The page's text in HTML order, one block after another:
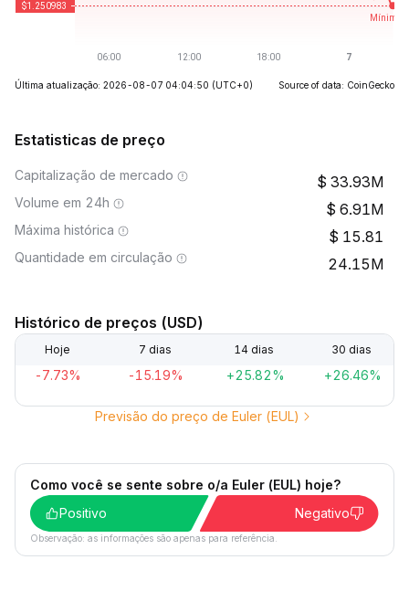
Última atualização: 2026-08-07 04:04:50 (UTC+0) Source of data: CoinGecko
Estatisticas de preço
Capitalização de mercado 33.93M
Volume em 24h 6.91M
Máxima histórica 15.81
Quantidade em circulação 24.15M
Histórico de preços (USD)
Hoje 7 dias 14 dias 30 dias
-7.73% -15.19% +25.82% +26.46%
Previsão do preço de Euler (EUL)
Como você se sente sobre o/a Euler (EUL) hoje?
Positivo
Negativo
Observação: as informações são apenas para referência.